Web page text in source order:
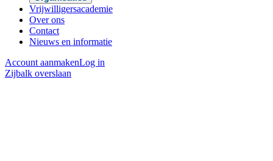
Vrijwilligersacademie
Over ons
Contact
Nieuws en informatie
Account aanmakenLog in
Zijbalk overslaan